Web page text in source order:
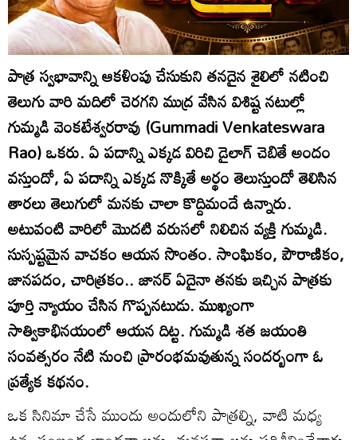
పాత్ర స్వభావాన్ని ఆకళింపు చేసుకుని తనదైన శైలిలో నటించి
తెలుగు వారి మదిలో చెరగని ముద్ర వేసిన విశిష్ట నటుల్లో
గుమ్మడి వెంకటేశ్వరరావు (Gummadi Venkateswara
Rao) ఒకరు. ఏ పదాన్ని ఎక్కడ విరిచి డైలాగ్‌ చెబితే అందం
వస్తుందో, ఏ పదాన్ని ఎక్కడ నొక్కితే అర్థం తెలుస్తుందో తెలిసిన
తారలు తెలుగులో మనకు చాలా కొద్దిమందే ఉన్నారు.
అటువంటి వారిలో మొదటి వరుసలో నిలిచిన వ్యక్తి గుమ్మడి.
సుస్పష్టమైన వాచకం ఆయన సొంతం. సాంఘికం, పౌరాణికం,
జానపదం, చారిత్రకం.. జానర్‌ ఏదైనా తనకు ఇచ్చిన పాత్రకు
పూర్తి న్యాయం చేసిన గొప్పనటుడు. ముఖ్యంగా
సాత్వికాభినయంలో ఆయన దిట్ట. గుమ్మడి శత జయంతి
సంవత్సరం నేటి నుంచి ప్రారంభమవుతున్న సందర్బంగా ఓ
ప్రత్యేక కథనం.
ఒక సినిమా చేసే ముందు అందులోని పాత్రల్ని, వాటి మధ్య